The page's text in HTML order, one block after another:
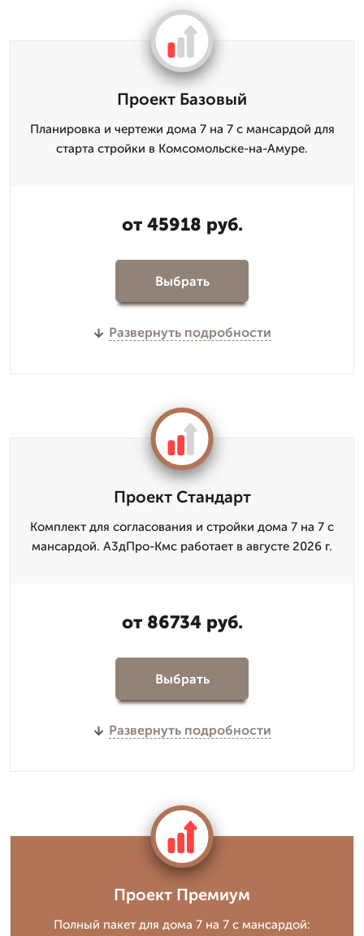
Проект Базовый
Планировка и чертежи дома 7 на 7 с мансардой для
старта стройки в Комсомольске-на-Амуре.
от 45918 руб.
Выбрать
Развернуть подробности
Проект Стандарт
Комплект для согласования и стройки дома 7 на 7 с
мансардой. А3дПро-Кмс работает в августе 2026 г.
от 86734 руб.
Выбрать
Развернуть подробности
Проект Премиум
Полный пакет для дома 7 на 7 с мансардой: